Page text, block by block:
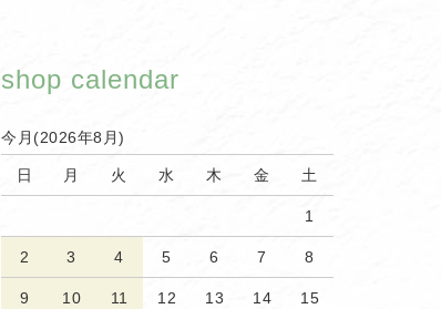
shop calendar
今月(2026年8月)
日 月 火 水 木 金 土
1
2 3 4 5 6 7 8
9 10 11 12 13 14 15